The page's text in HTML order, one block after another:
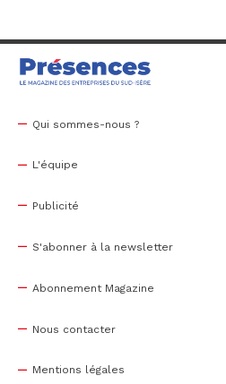
Qui sommes-nous ?
L'équipe
Publicité
S'abonner à la newsletter
Abonnement Magazine
Nous contacter
Mentions légales